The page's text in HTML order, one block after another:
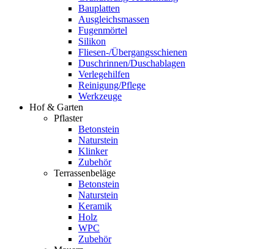
Bauplatten
Ausgleichsmassen
Fugenmörtel
Silikon
Fliesen-/Übergangsschienen
Duschrinnen/Duschablagen
Verlegehilfen
Reinigung/Pflege
Werkzeuge
Hof & Garten
Pflaster
Betonstein
Naturstein
Klinker
Zubehör
Terrassenbeläge
Betonstein
Naturstein
Keramik
Holz
WPC
Zubehör